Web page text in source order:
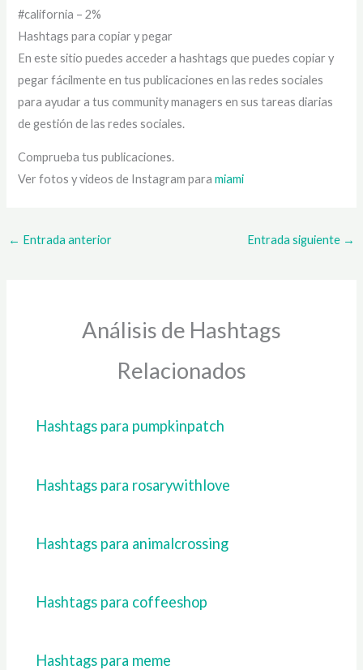
#california – 2%
Hashtags para copiar y pegar
En este sitio puedes acceder a hashtags que puedes copiar y
pegar fácilmente en tus publicaciones en las redes sociales
para ayudar a tus community managers en sus tareas diarias
de gestión de las redes sociales.
Comprueba tus publicaciones.
Ver fotos y videos de Instagram paramiami
← Entrada anterior Entrada siguiente →
Análisis de Hashtags
Relacionados
Hashtags para pumpkinpatch
Hashtags para rosarywithlove
Hashtags para animalcrossing
Hashtags para coffeeshop
Hashtags para meme